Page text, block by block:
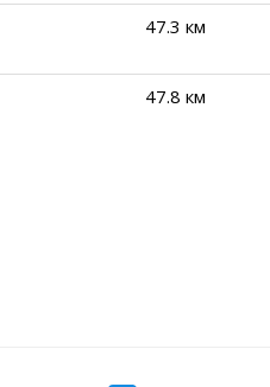
47.3 км
47.8 км